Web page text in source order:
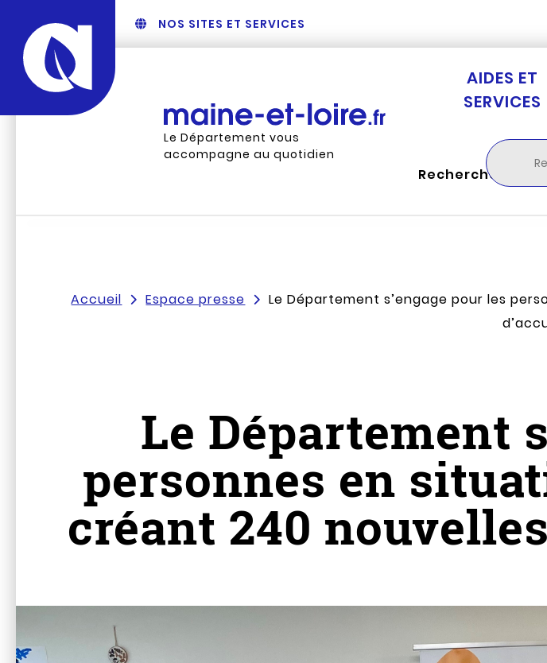
NOS SITES ET SERVICES
Le Département vous
accompagne au quotidien
AIDES ET
SERVICES
Rechercher
Accueil Espace presse
Le Département s’engage pour les
Le Département
personnes en
créant 240